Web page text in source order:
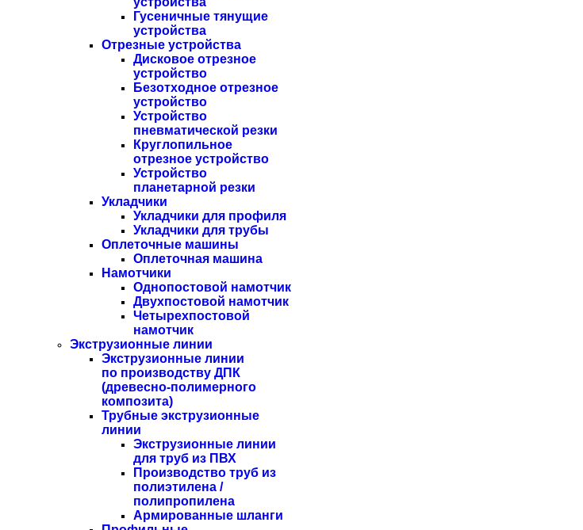
Гусеничные тянущие
устройства
Отрезные устройства
Дисковое отрезное
устройство
Безотходное отрезное
устройство
Устройство
пневматической резки
Круглопильное
отрезное устройство
Устройство
планетарной резки
Укладчики
Укладчики для профиля
Укладчики для трубы
Оплеточные машины
Оплеточная машина
Намотчики
Однопостовой намотчик
Двухпостовой намотчик
Четырехпостовой
намотчик
Экструзионные линии
Экструзионные линии
по производству ДПК
(древесно-полимерного
композита)
Трубные экструзионные
линии
Экструзионные линии
для труб из ПВХ
Производство труб из
полиэтилена /
полипропилена
Армированные шланги